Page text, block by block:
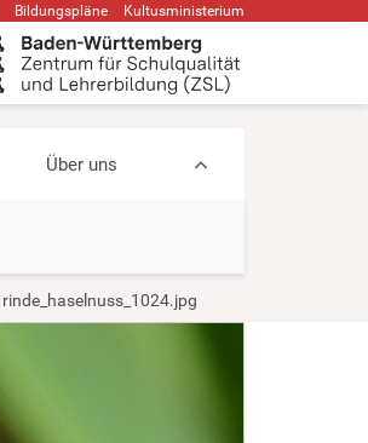
Bildungspläne Kultusministerium
Über uns
rinde_haselnuss_1024.jpg